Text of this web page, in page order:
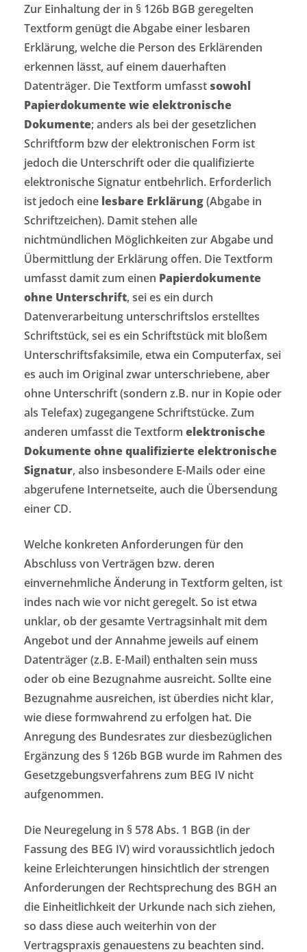
Zur Einhaltung der in § 126b BGB geregelten
Textform genügt die Abgabe einer lesbaren
Erklärung, welche die Person des Erklärenden
erkennen lässt, auf einem dauerhaften
Datenträger. Die Textform umfasst sowohl
Papierdokumente wie elektronische
Dokumente; anders als bei der gesetzlichen
Schriftform bzw der elektronischen Form ist
jedoch die Unterschrift oder die qualifizierte
elektronische Signatur entbehrlich. Erforderlich
ist jedoch eine lesbare Erklärung(Abgabe in
Schriftzeichen). Damit stehen alle
nichtmündlichen Möglichkeiten zur Abgabe und
Übermittlung der Erklärung offen. Die Textform
umfasst damit zum einen Papierdokumente
ohne Unterschrift, sei es ein durch
Datenverarbeitung unterschriftslos erstelltes
Schriftstück, sei es ein Schriftstück mit bloßem
Unterschriftsfaksimile, etwa ein Computerfax, sei
es auch im Original zwar unterschriebene, aber
ohne Unterschrift (sondern z.B. nur in Kopie oder
als Telefax) zugegangene Schriftstücke. Zum
anderen umfasst die Textform elektronische
Dokumente ohne qualifizierte elektronische
Signatur, also insbesondere E-Mails oder eine
abgerufene Internetseite, auch die Übersendung
einer CD.
Welche konkreten Anforderungen für den
Abschluss von Verträgen bzw. deren
einvernehmliche Änderung in Textform gelten, ist
indes nach wie vor nicht geregelt. So ist etwa
unklar, ob der gesamte Vertragsinhalt mit dem
Angebot und der Annahme jeweils auf einem
Datenträger (z.B. E-Mail) enthalten sein muss
oder ob eine Bezugnahme ausreicht. Sollte eine
Bezugnahme ausreichen, ist überdies nicht klar,
wie diese formwahrend zu erfolgen hat. Die
Anregung des Bundesrates zur diesbezüglichen
Ergänzung des § 126b BGB wurde im Rahmen des
Gesetzgebungsverfahrens zum BEG IV nicht
aufgenommen.
Die Neuregelung in § 578 Abs. 1 BGB (in der
Fassung des BEG IV) wird voraussichtlich jedoch
keine Erleichterungen hinsichtlich der strengen
Anforderungen der Rechtsprechung des BGH an
die Einheitlichkeit der Urkunde nach sich ziehen,
so dass diese auch weiterhin von der
Vertragspraxis genauestens zu beachten sind.